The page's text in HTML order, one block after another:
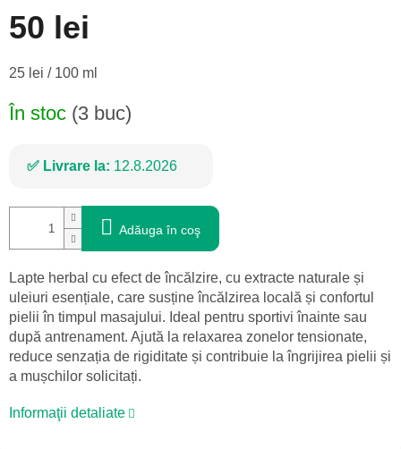
50 lei
Evaluare
25 lei / 100 ml
În stoc (3 buc)
Livrare la: 12.8.2026
Adăuga în coş
Lapte herbal cu efect de încălzire, cu extracte naturale și
uleiuri esențiale, care susține încălzirea locală și confortul
pielii în timpul masajului. Ideal pentru sportivi înainte sau
după antrenament. Ajută la relaxarea zonelor tensionate,
reduce senzația de rigiditate și contribuie la îngrijirea pielii și
a mușchilor solicitați.
Informaţii detaliate